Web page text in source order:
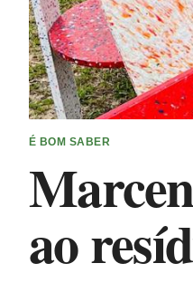
É BOM SABER
ao